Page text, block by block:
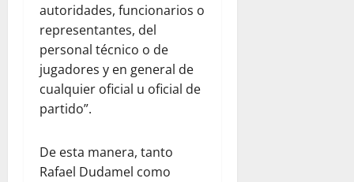
autoridades, funcionarios o
representantes, del
personal técnico o de
jugadores y en general de
cualquier oficial u oficial de
partido”.
De esta manera, tanto
Rafael Dudamel como